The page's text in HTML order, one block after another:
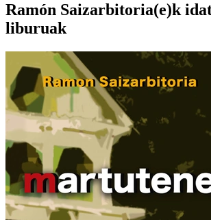
Ramón Saizarbitoria(e)k
liburuak